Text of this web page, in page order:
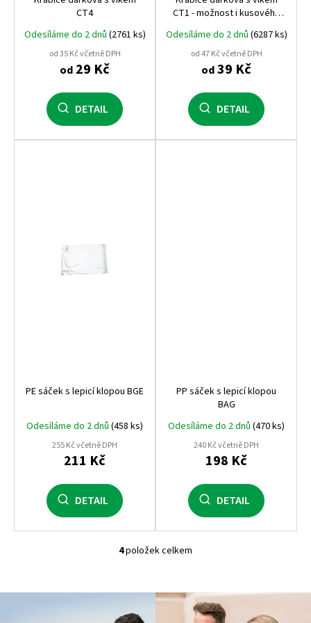
CT4
Odesíláme do 2 dnů (2761 ks)
od 35 Kč včetně DPH
od 29 Kč
DETAIL
CT1 - možnost i kusového
Odesíláme do 2 dnů (6287 ks)
od 47 Kč včetně DPH
od39 Kč
DETAIL
PE sáček s lepicí klopou BGE
Odesíláme do 2 dnů (458 ks)
255 Kč včetně DPH
211 Kč
DETAIL
PP sáček s lepicí klopou
BAG
Odesíláme do 2 dnů (470 ks)
240 Kč včetně DPH
198 Kč
DETAIL
O
l
á
4položek celkem